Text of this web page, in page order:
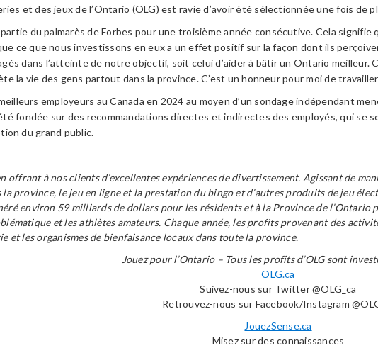
et des jeux de l’Ontario (OLG) est ravie d’avoir été sélectionnée une fois de
du palmarès de Forbes pour une troisième année consécutive. Cela
ce que nous investissons en eux a un effet positif sur la façon dont ils
dans l’atteinte de notre objectif, soit celui d’aider à bâtir un Ontario
la vie des gens partout dans la province. C’est un honneur pour moi de
employeurs au Canada en 2024 au moyen d’un sondage indépendant
été fondée sur des recommandations directes et indirectes des employés, qui
du grand public.
à nos clients d’excellentes expériences de divertissement. Agissant de
province, le jeu en ligne et la prestation du bingo et d’autres produits de jeu
environ 59 milliards de dollars pour les résidents et à la Province de
et les athlètes amateurs. Chaque année, les profits provenant des
et les organismes de bienfaisance locaux dans toute la province.
Jouez pour l’Ontario – Tous les profits d’OLG sont
OLG.ca
Suivez-nous sur Twitter @OLG_ca
Retrouvez-nous sur Facebook/Instagram
JouezSense.ca
Misez sur des connaissances